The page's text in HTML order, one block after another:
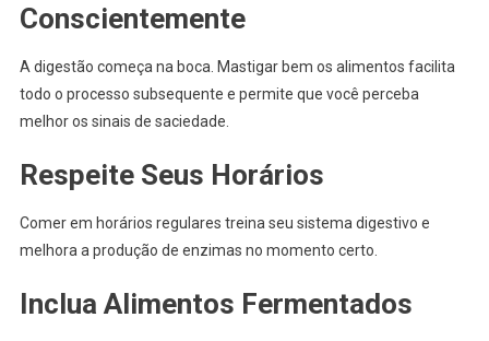
Conscientemente
A digestão começa na boca. Mastigar bem os alimentos facilita
todo o processo subsequente e permite que você perceba
melhor os sinais de saciedade.
Respeite Seus Horários
Comer em horários regulares treina seu sistema digestivo e
melhora a produção de enzimas no momento certo.
Inclua Alimentos Fermentados